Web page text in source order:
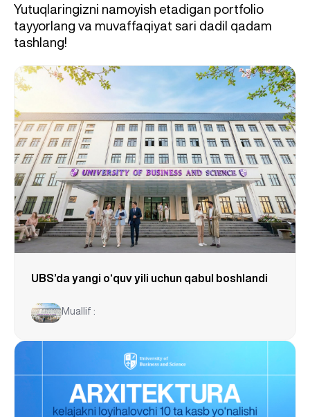
Yutuqlaringizni namoyish etadigan portfolio
tayyorlang va muvaffaqiyat sari dadil qadam
tashlang!
UBS’da yangi o‘quv yili uchun qabul boshlandi
Muallif :